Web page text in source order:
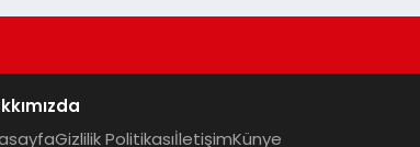
Gizlilik PolitikasıİletişimKünye